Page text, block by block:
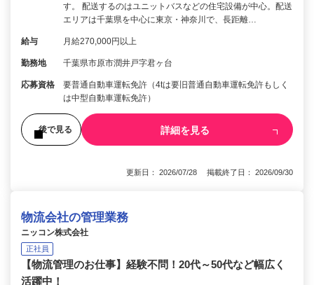
す。 配送するのはユニットバスなどの住宅設備が中心。配送
エリアは千葉県を中心に東京・神奈川で、長距離…
給与 月給270,000円以上
勤務地 千葉県市原市潤井戸字君ヶ台
応募資格
要普通自動車運転免許（4tは要旧普通自動車運転免許もしく
は中型自動車運転免許）
後で見る 詳細を見る
更新日： 2026/07/28 掲載終了日： 2026/09/30
物流会社の管理業務
ニッコン株式会社
正社員
【物流管理のお仕事】経験不問！20代～50代など幅広く
活躍中！